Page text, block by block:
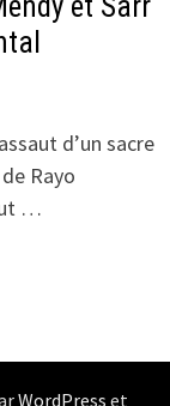
d’un sacre
Rayo
…
WordPress et